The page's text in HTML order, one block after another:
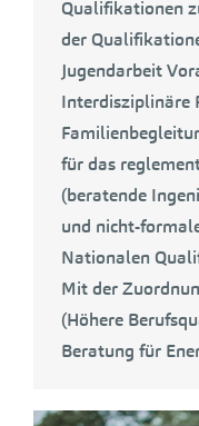
Qualifikationen
der
Jugendarbeit
Interdisziplinäre
für das
(beratende
und nicht-
Nationalen
Mit der
(Höhere
Beratung für